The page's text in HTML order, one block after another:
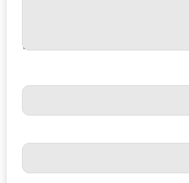
و وبسایت من در مرورگر برای زمانی که دوباره دیدگاهی